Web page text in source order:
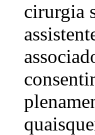
cirurgia